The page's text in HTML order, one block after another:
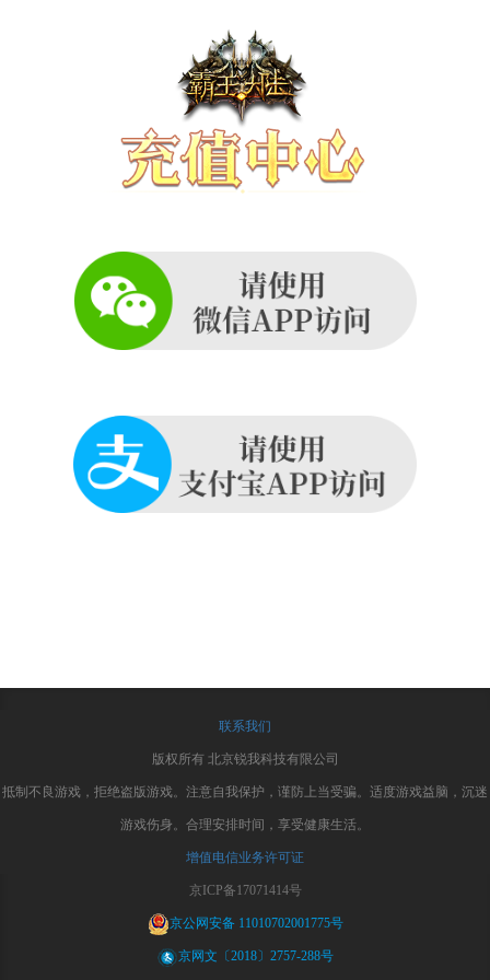
联系我们
版权所有 北京锐我科技有限公司
抵制不良游戏，拒绝盗版游戏。注意自我保护，谨防上当受骗。适度游戏益脑，沉迷
游戏伤身。合理安排时间，享受健康生活。
增值电信业务许可证
京ICP备17071414号
京公网安备 11010702001775号
京网文〔2018〕2757-288号